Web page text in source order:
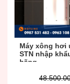
Máy xông hơi
STN nhập
hãng